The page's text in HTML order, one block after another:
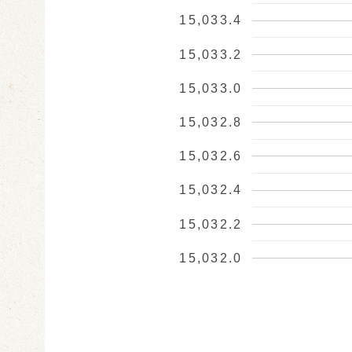
15,032.0
15,032.2
15,032.4
15,032.6
15,032.8
15,033.0
15,033.2
15,033.4